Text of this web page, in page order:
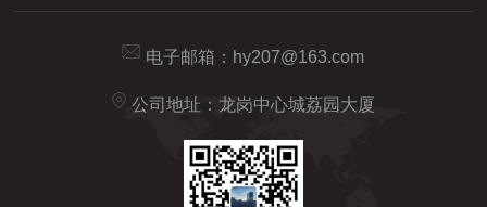
电子邮箱： hy207@163.com
公司地址：龙岗中心城荔园大厦